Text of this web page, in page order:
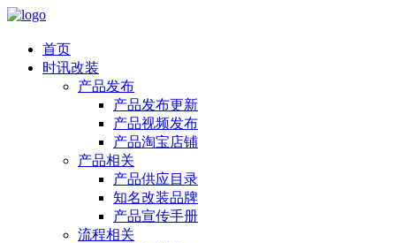
首页
时讯改装
产品发布
产品发布更新
产品视频发布
产品淘宝店铺
产品相关
产品供应目录
知名改装品牌
产品宣传手册
流程相关